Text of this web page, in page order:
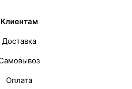
Клиентам
Доставка
Оплата